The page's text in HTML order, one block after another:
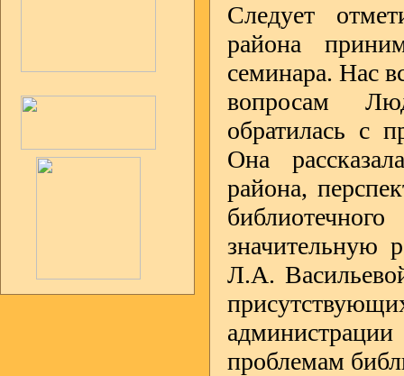
Следует
района
семинара. Нас
вопросам
обратилась с
Она
района,
значительную
Л.А.
проблемам